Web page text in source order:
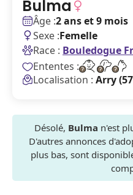
Bulma
Âge :2 ans et 9 mois
Sexe :Femelle
Race : Bouledogue
Ententes :
Localisation : Arry
Désolé, Bulma n'est
D'autres annonces
plus bas, sont